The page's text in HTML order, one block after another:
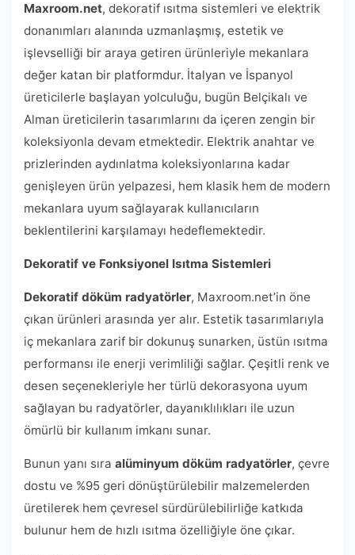
Maxroom.net, dekoratif ısıtma sistemleri ve elektrik
donanımları alanında uzmanlaşmış, estetik ve
işlevselliği bir araya getiren ürünleriyle mekanlara
değer katan bir platformdur. İtalyan ve İspanyol
üreticilerle başlayan yolculuğu, bugün Belçikalı ve
Alman üreticilerin tasarımlarını da içeren zengin bir
koleksiyonla devam etmektedir. Elektrik anahtar ve
prizlerinden aydınlatma koleksiyonlarına kadar
genişleyen ürün yelpazesi, hem klasik hem de modern
mekanlara uyum sağlayarak kullanıcıların
beklentilerini karşılamayı hedeflemektedir.
Dekoratif ve Fonksiyonel Isıtma Sistemleri
Dekoratif döküm radyatörler, Maxroom.net’in öne
çıkan ürünleri arasında yer alır. Estetik tasarımlarıyla
iç mekanlara zarif bir dokunuş sunarken, üstün ısıtma
performansı ile enerji verimliliği sağlar. Çeşitli renk ve
desen seçenekleriyle her türlü dekorasyona uyum
sağlayan bu radyatörler, dayanıklılıkları ile uzun
ömürlü bir kullanım imkanı sunar.
Bunun yanı sıra alüminyum döküm radyatörler, çevre
dostu ve %95 geri dönüştürülebilir malzemelerden
üretilerek hem çevresel sürdürülebilirliğe katkıda
bulunur hem de hızlı ısıtma özelliğiyle öne çıkar.